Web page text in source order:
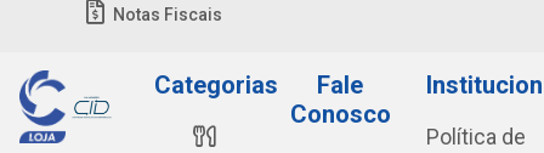
Notas Fiscais
Categorias
Fale
Conosco
Política de